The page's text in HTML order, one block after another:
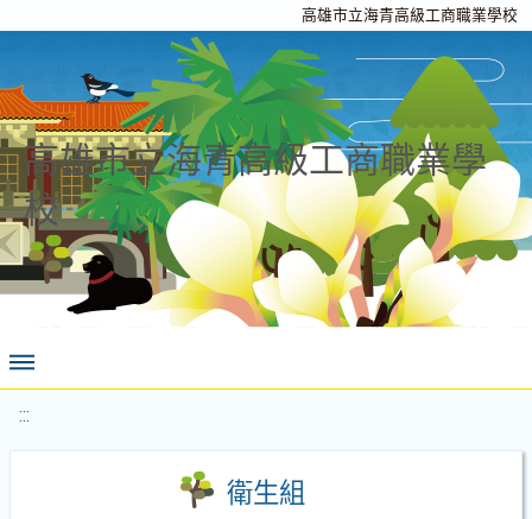
高雄市立海青高級工商職業學校
高雄市立海青高級工商職業學
校
:::
衛生組